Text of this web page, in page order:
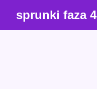
sprunki faza 4